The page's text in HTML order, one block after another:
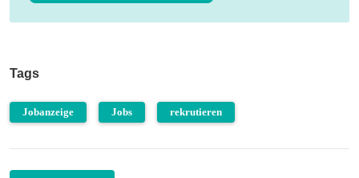
Tags
Jobanzeige Jobs rekrutieren